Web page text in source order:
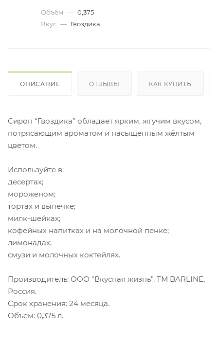
Объём — 0,375
Вкус — Гвоздика
ОПИСАНИЕ ОТЗЫВЫ КАК КУПИТЬ
Сироп “Гвоздика” обладает ярким, жгучим вкусом,
потрясающим ароматом и насыщенным жёлтым
цветом.
Используйте в:
десертах;
мороженом;
тортах и выпечке;
милк-шейках;
кофейных напитках и на молочной пенке;
лимонадах;
смузи и молочных коктейлях.
Производитель: ООО "Вкусная жизнь", ТМ BARLINE,
Россия.
Срок хранения: 24 месяца.
Объем: 0,375 л.